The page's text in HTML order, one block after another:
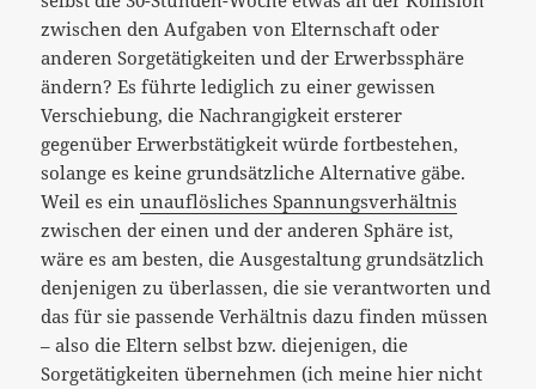
zwischen den Aufgaben von Elternschaft oder
anderen Sorgetätigkeiten und der Erwerbssphäre
ändern? Es führte lediglich zu einer gewissen
Verschiebung, die Nachrangigkeit ersterer
gegenüber Erwerbstätigkeit würde fortbestehen,
solange es keine grundsätzliche Alternative gäbe.
Weil es einunauflösliches Spannungsverhältnis
zwischen der einen und der anderen Sphäre ist,
wäre es am besten, die Ausgestaltung grundsätzlich
denjenigen zu überlassen, die sie verantworten und
das für sie passende Verhältnis dazu finden müssen
– also die Eltern selbst bzw. diejenigen, die
Sorgetätigkeiten übernehmen (ich meine hier nicht